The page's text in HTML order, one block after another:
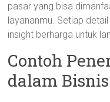
pasar yang bisa
layananmu. Setiap
insight berharga untuk
Contoh
dalam